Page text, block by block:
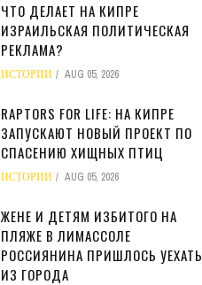
ЧТО ДЕЛАЕТ НА КИПРЕ
ИЗРАИЛЬСКАЯ ПОЛИТИЧЕСКАЯ
РЕКЛАМА?
ИСТОРИИ AUG 05, 2026
RAPTORS FOR LIFE: НА КИПРЕ
ЗАПУСКАЮТ НОВЫЙ ПРОЕКТ ПО
СПАСЕНИЮ ХИЩНЫХ ПТИЦ
ИСТОРИИ AUG 05, 2026
ЖЕНЕ И ДЕТЯМ ИЗБИТОГО НА
ПЛЯЖЕ В ЛИМАССОЛЕ
РОССИЯНИНА ПРИШЛОСЬ УЕХАТЬ
ИЗ ГОРОДА